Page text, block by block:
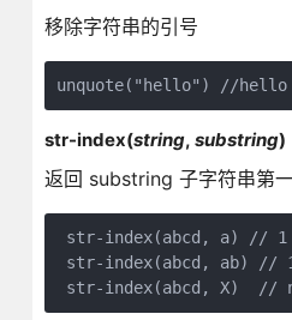
移除字符串的引号
unquote("hello") //hello
str-index(string, substring)
返回 substring 子字符串第
str-index(abcd, a) // 1
str-index(abcd, ab) //
str-index(abcd, X)  //